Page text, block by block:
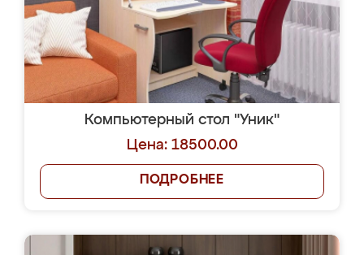
Компьютерный стол "Уник"
Цена: 18500.00
ПОДРОБНЕЕ